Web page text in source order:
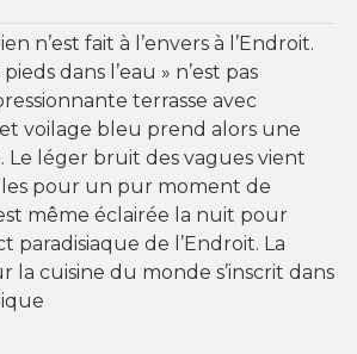
n’est fait à l’envers à l’Endroit.
dans l’eau » n’est pas
terrasse avec
voilage bleu prend alors une
Le léger bruit des vagues vient
pour un pur moment de
même éclairée la nuit pour
paradisiaque de l’Endroit. La
la cuisine du monde s’inscrit dans